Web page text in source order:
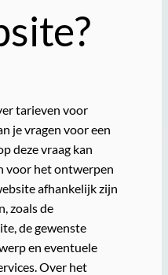
tarieven voor
je vragen voor een
deze vraag kan
voor het ontwerpen
afhankelijk zijn
zoals de
de gewenste
en eventuele
Over het